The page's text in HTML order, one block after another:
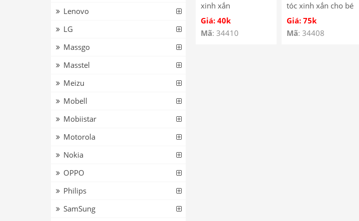
xinh xắn
Giá: 40k
Mã: 34410
tóc xinh xắn cho bé
gái❣️❣️
Giá: 75k
Mã: 34408
Lenovo
LG
Massgo
Masstel
Meizu
Mobell
Mobiistar
Motorola
Nokia
OPPO
Philips
SamSung